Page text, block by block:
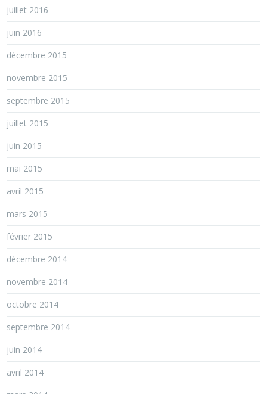
juillet 2016
juin 2016
décembre 2015
novembre 2015
septembre 2015
juillet 2015
juin 2015
mai 2015
avril 2015
mars 2015
février 2015
décembre 2014
novembre 2014
octobre 2014
septembre 2014
juin 2014
avril 2014